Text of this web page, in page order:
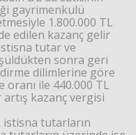
gayrimenkulü
1.800.000 TL
edilen kazanç gelir
tutar ve
sonra geri
dilimlerine göre
oranı ile 440.000 TL
kazanç vergisi
istisna tutarların